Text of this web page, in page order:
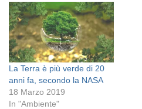
La Terra è più verde di 20
anni fa, secondo la NASA
18 Marzo 2019
In "Ambiente"